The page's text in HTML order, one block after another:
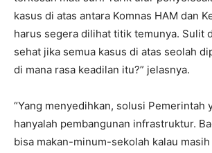
kasus di atas antara Komnas HAM dan
harus segera dilihat titik temunya. Sulit
sehat jika semua kasus di atas seolah
di mana rasa keadilan itu?” jelasnya.
“Yang menyedihkan, solusi Pemerintah
hanyalah pembangunan infrastruktur.
bisa makan-minum-sekolah kalau masih